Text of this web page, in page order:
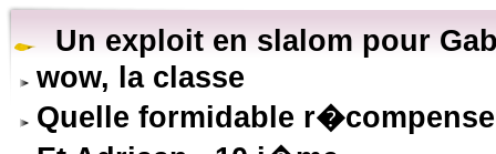
Un exploit en slalom pour
wow, la classe
Quelle formidable